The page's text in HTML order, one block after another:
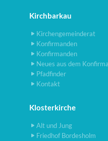
Kirchbarkau
Kirchengemeinderat
Konfirmanden
Konfirmanden
Neues aus dem
Pfadfinder
Kontakt
Klosterkirche
Alt und Jung
Friedhof Bordesholm